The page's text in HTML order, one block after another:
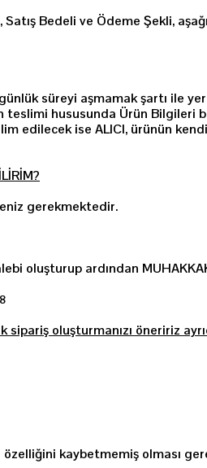
Bedeli ve Ödeme Şekli,
süreyi aşmamak şartı ile
hususunda Ürün Bilgileri
edilecek ise ALICI, ürünün
gerekmektedir.
oluşturup ardından
oluşturmanızı öneririz
özelliğini kaybetmemiş olması